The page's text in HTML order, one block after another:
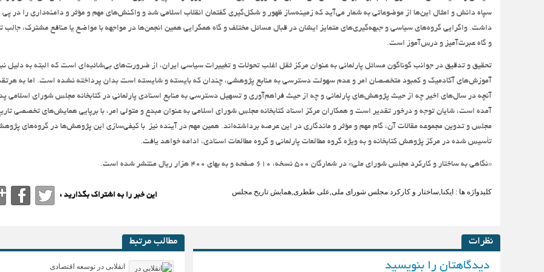
سپاه دانش و امثال این‌ها از موضوعاتی به شمار می‌آید که زمینه‌ساز ظهور و شکل‌گیری گفتمان انقلاب اسلامی شد و واکنش‌های مهم و مؤثر و دامنه‌داری را در پی
داشت. واگرایی گروه‌های سیاسی و جبهه‌گیری‌های متمایز ایشان در قبال مسائل مختلف و گاه همگرایی همین انجمن‌ها در مواجهه با مواضع یا منافع مشترک، جالب
و گاه عبرت‌آمیز و درس‌آموز است.
تحقیق و تدقیق در جوانب گوناگون مسائل پارلمانی به عنوان مرکز ثقل اغلب تحولات و تغییرات سیاسی ایران،‌ از ضرورت‌های بی‌شائبه‌ای است که البته به دلیل
آموزش‌های آکادمیک و کمبود متخصصان امر و عدم سهولت دسترسی به منابع پژوهشی، چندان که بایسته و شایسته است بدان پرداخته نشده است. اما به
آنچه در سال‌های اخیر چه از حیث پژوهش‌های پارلمانی و چه از حیث فراهم‌آوری و تسهیل دسترسی به منابع اسنادی پارلمانی در کتابخانه مجلس شورای اسلامی
آمده است، شایان توجه و درخور تقدیر است و همکاران مرکز اسناد کتابخانه مجلس شورای اسلامی به عنوان مبدع و متولی امر، با برپایی همایش‌های تخصصی
مجلس و تدوین مجموعه مقالات آن، گام مهم و مؤثر و ماندگاری در این عرصه برداشته‌اند. همین مهم در آینده نیز ‌ با کیفی‌سازی این پژوهش‌ها در گروه‌های
تأسیس شده در مرکز پژوهش کتابخانه و به ویژه گروه مطالعات پارلمانی و گروه مطالعات اسنادی، ادامه خواهد یافت.
«نگاهی به ساختار و کارکرد مجلس شورای ملی» در شمارگان ۵۰۰ نسخه، ۶۱۰ صفحه و به بهای ۴۰۰ هزار ريال منتشر شده است.
کلیدواژه ها : ایکنا,ساختار و کارکرد مجلس شورای ملی,علی ططری,همایش تاریخ مجلس این خبر را به اشتراک بگذارید :
مطالب مرتبط
انقلابی در توسعه اقتصادی
نظرات
دیدگاهتان را بنویسید